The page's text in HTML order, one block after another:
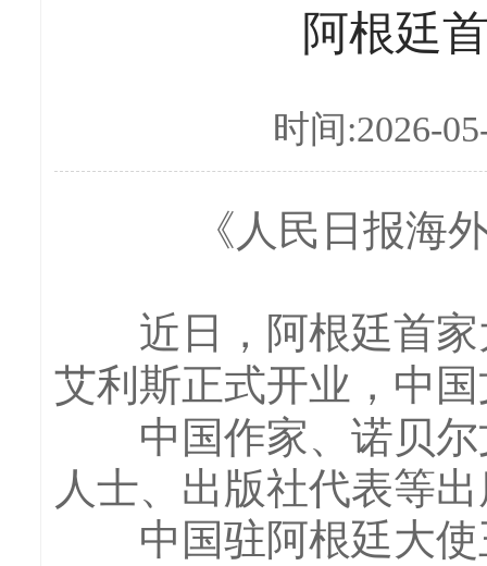
阿根廷
时间:2026-
《人民日报海
近日，阿根廷首家
艾利斯正式开业，中
中国作家、诺贝尔
人士、出版社代表等
中国驻阿根廷大使